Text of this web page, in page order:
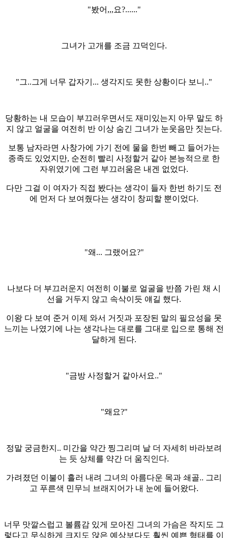
"봤어,,,요?......"
그녀가 고개를 조금 끄덕인다.
"그..그게 너무 갑자기... 생각지도 못한 상황이다 보니.."
당황하는 내 모습이 부끄러우면서도 재미있는지 아무 말도 하
지 않고 얼굴을 여전히 반 이상 숨긴 그녀가 눈웃음만 짓는다.
보통 남자라면 사창가에 가기 전에 물을 한번 빼고 들어가는
종족도 있었지만, 순전히 빨리 사정할거 같아 본능적으로 한
자위였기에 그런 부끄러움은 내겐 없었다.
다만 그걸 이 여자가 직접 봤다는 생각이 들자 한번 하기도 전
에 먼저 다 보여줬다는 생각이 창피할 뿐이었다.
"왜... 그랬어요?"
나보다 더 부끄러운지 여전히 이불로 얼굴을 반쯤 가린 채 시
선을 거두지 않고 속삭이듯 얘길 했다.
이왕 다 보여 준거 이제 와서 거짓과 포장된 말의 필요성을 못
느끼는 나였기에 나는 생각나는 대로를 그대로 입으로 통해 전
달하게 된다.
"금방 사정할거 같아서요.."
"왜요?"
정말 궁금한지.. 미간을 약간 찡그리며 날 더 자세히 바라보려
는 듯 상체를 약간 더 움직인다.
가려졌던 이불이 흘러 내려 그녀의 아름다운 목과 쇄골.. 그리
고 푸른색 민무늬 브래지어가 내 눈에 들어왔다.
너무 맛깔스럽고 볼륨감 있게 모아진 그녀의 가슴은 작지도 그
렇다고 무식하게 크지도 않은 예상보다도 훨씬 예쁜 형태를 이